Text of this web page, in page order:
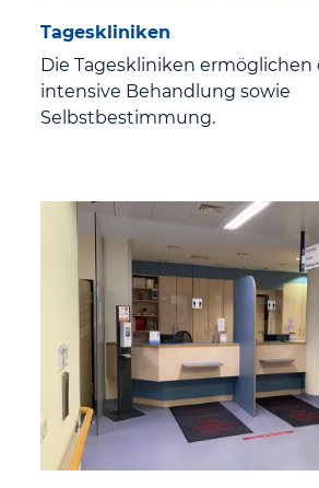
Tageskliniken
Die Tageskliniken ermöglichen
intensive Behandlung sowie
Selbstbestimmung.